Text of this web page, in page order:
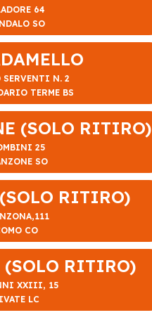
64
SO
N. 2
TERME BS
(SOLO RITIRO)
25
SO
RITIRO)
CO
(SOLO RITIRO)
XXIII, 15
LC